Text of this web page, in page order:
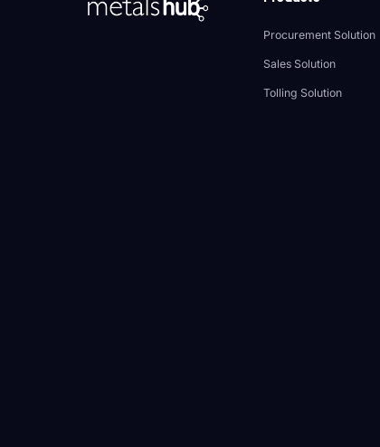
Procurement Solution
Sales Solution
Tolling Solution